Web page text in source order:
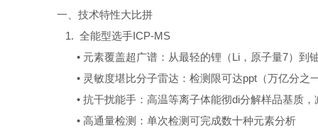
一、技术特性大比拼
1. 全能型选手ICP-MS
• 元素覆盖超广谱：从最轻的锂（Li，原子量7）到
• 灵敏度堪比分子雷达：检测限可达ppt（万亿分之
• 抗干扰能手：高温等离子体能彻di分解样品基质，
• 高通量检测：单次检测可完成数十种元素分析